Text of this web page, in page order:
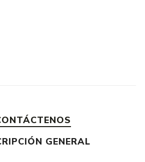
GENERAL